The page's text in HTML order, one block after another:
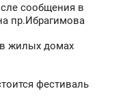
сообщения в
пр.Ибрагимова
жилых домах
фестиваль